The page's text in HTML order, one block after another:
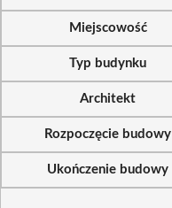
Miejscowość
Typ budynku
Architekt
Rozpoczęcie budowy
Ukończenie budowy